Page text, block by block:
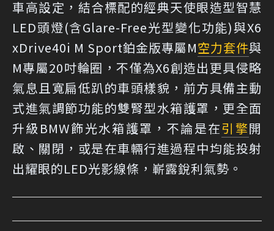
車高設定，結合標配的經典天使眼造型智慧
LED頭燈(含Glare-Free光型變化功能)與X6
xDrive40i M Sport鉑金版專屬M空力套件與
M專屬20吋輪圈，不僅為X6創造出更具侵略
氣息且寬扁低趴的車頭樣貌，前方具備主動
式進氣調節功能的雙腎型水箱護罩，更全面
升級BMW飾光水箱護罩，不論是在引擎開
啟、關閉，或是在車輛行進過程中均能投射
出耀眼的LED光影線條，嶄露銳利氣勢。